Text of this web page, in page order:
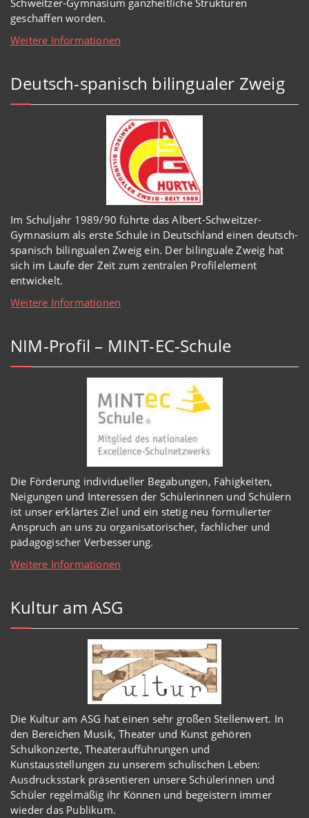
Schweitzer-Gymnasium ganzheitl iche Strukturen
geschaffen worden.
Weitere Informationen
Deutsch-spanisch bilingualer Zweig
Im Schuljahr 1989/90 führte das Albert-Schweitzer-
Gymnasium als erste Schule in Deutschland einen deutsch-
spanisch bilingualen Zweig ein. Der bilinguale Zweig hat
sich im Laufe der Zeit zum zentralen Profilelement
entwickelt.
Weitere Informationen
NIM-Profil – MINT-EC-Schule
Die Förderung individueller Begabungen, Fähigkeiten,
Neigungen und Interessen der Schülerinnen und Schülern
ist unser erklärtes Ziel und ein stetig neu formulierter
Anspruch an uns zu organisatorischer, fachlicher und
pädagogischer Verbesserung.
Weitere Informationen
Kultur am ASG
Die Kultur am ASG hat einen sehr großen Stellenwert. In
den Bereichen Musik, Theater und Kunst gehören
Schulkonzerte, Theateraufführungen und
Kunstausstellungen zu unserem schulischen Leben:
Ausdrucksstark präsentieren unsere Schülerinnen und
Schüler regelmäßig ihr Können und begeistern immer
wieder das Publikum.